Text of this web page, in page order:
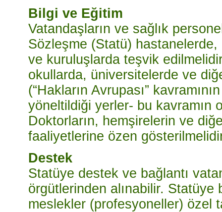
Bilgi ve Eğitim
Vatandaşların ve sağlık
Sözleşme (Statü)
ve kuruluşlarda teşvik
okullarda, üniversitelerde ve
(“Hakların Avrupası”
yöneltildiği yerler- bu kavramın
Doktorların, hemşirelerin ve
faaliyetlerine özen
Destek
Statüye destek ve bağlantı
örgütlerinden alınabilir. Statüye
meslekler (profesyoneller) özel